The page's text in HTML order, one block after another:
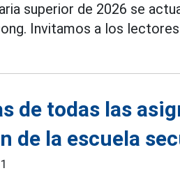
superior de 2026 se
Invitamos a los
de todas las
de la escuela